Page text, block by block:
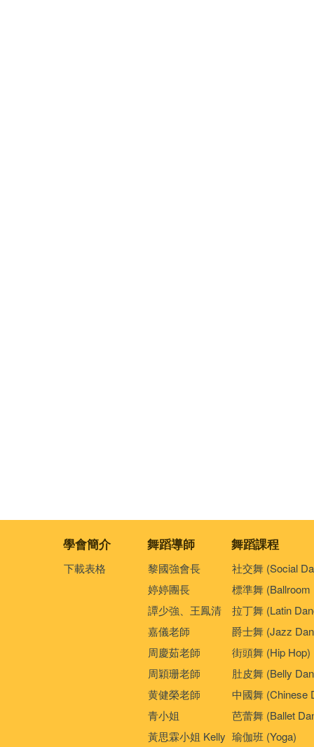
學會簡介 舞蹈導師 舞蹈課程
下載表格
黎國強會長
婷婷團長
譚少強、王鳳清
嘉儀老師
周慶茹老師
周穎珊老師
黄健榮老師
青小姐
黃思霖小姐 Kelly
社交舞 (Social
標準舞 (Ballroom
拉丁舞 (Latin
爵士舞 (Jazz
街頭舞 (Hip Hop)
肚皮舞 (Belly
中國舞 (Chinese
芭蕾舞 (Ballet
瑜伽班 (Yoga)